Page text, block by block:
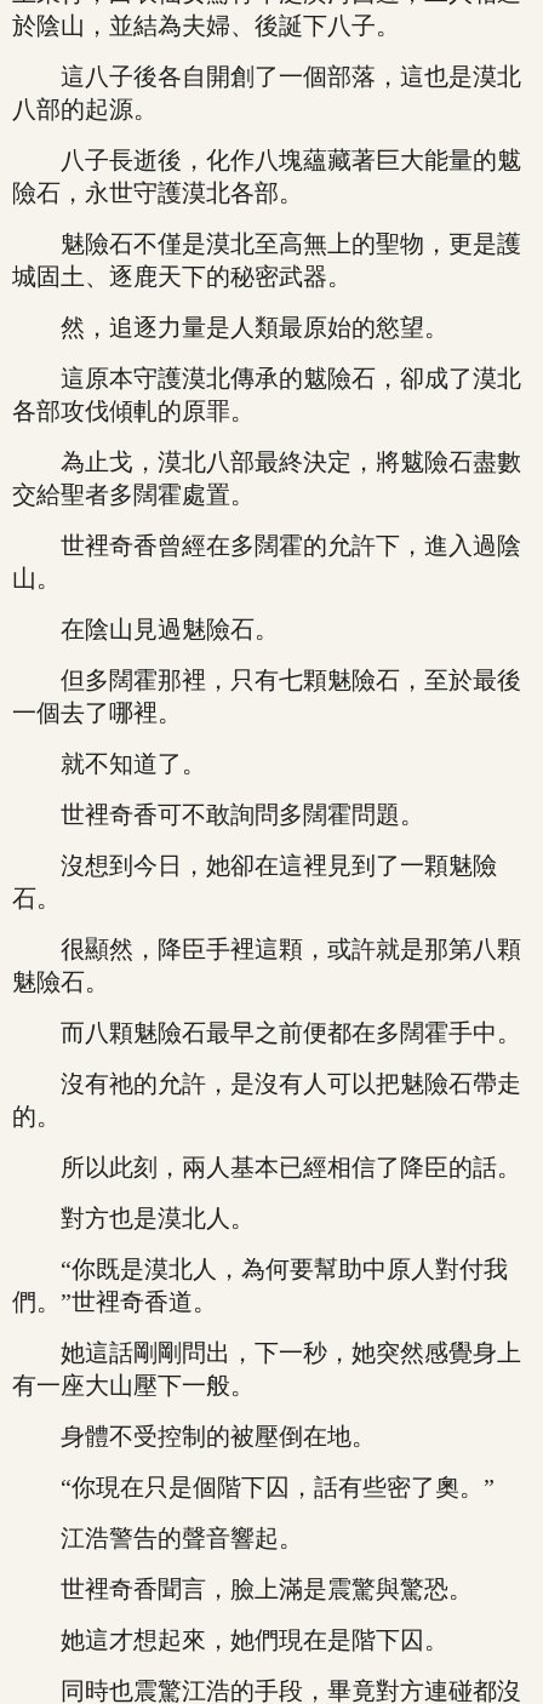
於陰山，並結為夫婦、後誕下八子。
這八子後各自開創了一個部落，這也是漠北
八部的起源。
八子長逝後，化作八塊蘊藏著巨大能量的魃
險石，永世守護漠北各部。
魅險石不僅是漠北至高無上的聖物，更是護
城固土、逐鹿天下的秘密武器。
然，追逐力量是人類最原始的慾望。
這原本守護漠北傳承的魃險石，卻成了漠北
各部攻伐傾軋的原罪。
為止戈，漠北八部最終決定，將魃險石盡數
交給聖者多闊霍處置。
世裡奇香曾經在多闊霍的允許下，進入過陰
山。
在陰山見過魅險石。
但多闊霍那裡，只有七顆魅險石，至於最後
一個去了哪裡。
就不知道了。
世裡奇香可不敢詢問多闊霍問題。
沒想到今日，她卻在這裡見到了一顆魅險
石。
很顯然，降臣手裡這顆，或許就是那第八顆
魅險石。
而八顆魅險石最早之前便都在多闊霍手中。
沒有祂的允許，是沒有人可以把魅險石帶走
的。
所以此刻，兩人基本已經相信了降臣的話。
對方也是漠北人。
“你既是漠北人，為何要幫助中原人對付我
們。”世裡奇香道。
她這話剛剛問出，下一秒，她突然感覺身上
有一座大山壓下一般。
身體不受控制的被壓倒在地。
“你現在只是個階下囚，話有些密了奧。”
江浩警告的聲音響起。
世裡奇香聞言，臉上滿是震驚與驚恐。
她這才想起來，她們現在是階下囚。
同時也震驚江浩的手段，畢竟對方連碰都沒